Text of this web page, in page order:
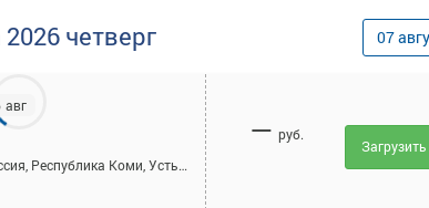
2026 четверг 07
авг
Айкино с. АС, Россия, Республика Коми, Усть-Вымский район, село Айкино, Центральная ул, 189А
— руб.